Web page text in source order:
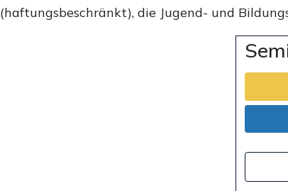
(haftungsbeschränkt), die Jugend- und